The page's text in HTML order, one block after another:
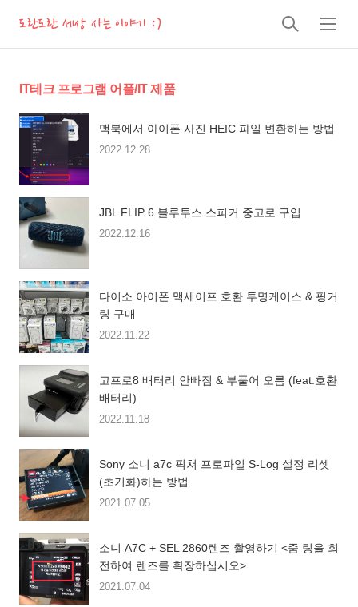
도란도란 세상 사는 이야기 :)
검
메
IT테크 프로그램 어플/IT 제품
맥북에서 아이폰 사진 HEIC 파일 변환하는 방법
2022.12.28
JBL FLIP 6 블루투스 스피커 중고로 구입
2022.12.16
다이소 아이폰 맥세이프 호환 투명케이스 & 핑거
링 구매
2022.11.22
고프로8 배터리 안빠짐 & 부풀어 오름 (feat.호환
배터리)
2022.11.18
Sony 소니 a7c 픽쳐 프로파일 S-Log 설정 리셋
(초기화)하는 방법
2021.07.05
소니 A7C + SEL 2860렌즈 촬영하기 <줌 링을 회
전하여 렌즈를 확장하십시오>
2021.07.04